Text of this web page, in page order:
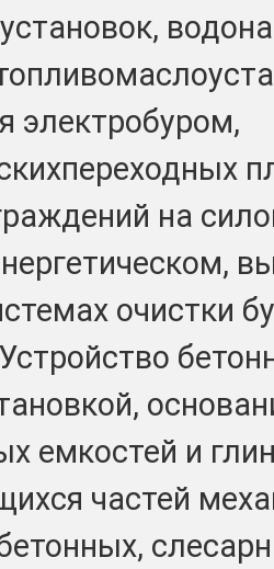
электробуром,
на
очистки
емкостей и
частей